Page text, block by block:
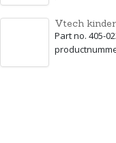
Vtech
Part no. 405-